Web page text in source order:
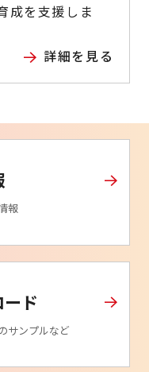
成を支援しま
詳細を見る
報
ド
サンプルなど